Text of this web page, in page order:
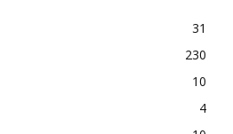
31
230
10
4